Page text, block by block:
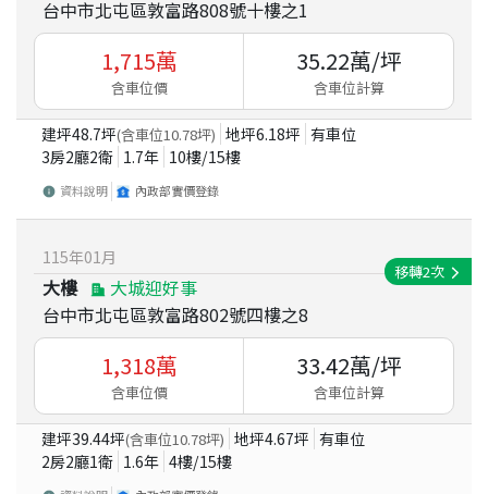
台中市北屯區敦富路808號十樓之1
1,715萬
含車位價
35.22萬/坪
含車位計算
建坪48.7坪(含車位10.78坪) 地坪6.18坪 有車位
3房2廳2衛 1.7年 10樓/15樓
資料說明 內政部實價登錄
115年01月
大樓
大城迎好事
台中市北屯區敦富路802號四樓之8
移轉2次
1,318萬
含車位價
33.42萬/坪
含車位計算
建坪39.44坪(含車位10.78坪) 地坪4.67坪 有車位
2房2廳1衛 1.6年 4樓/15樓